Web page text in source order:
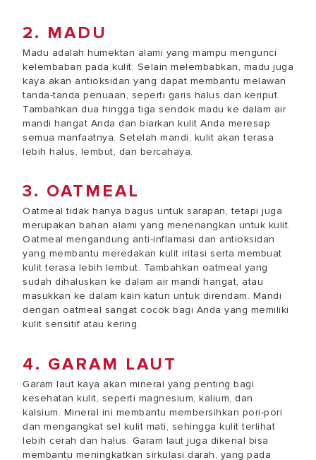
2. MADU
Madu adalah humektan alami yang mampu mengunci
kelembaban pada kulit. Selain melembabkan, madu juga
kaya akan antioksidan yang dapat membantu melawan
tanda-tanda penuaan, seperti garis halus dan keriput.
Tambahkan dua hingga tiga sendok madu ke dalam air
mandi hangat Anda dan biarkan kulit Anda meresap
semua manfaatnya. Setelah mandi, kulit akan terasa
lebih halus, lembut, dan bercahaya.
3. OATMEAL
Oatmeal tidak hanya bagus untuk sarapan, tetapi juga
merupakan bahan alami yang menenangkan untuk kulit.
Oatmeal mengandung anti-inflamasi dan antioksidan
yang membantu meredakan kulit iritasi serta membuat
kulit terasa lebih lembut. Tambahkan oatmeal yang
sudah dihaluskan ke dalam air mandi hangat, atau
masukkan ke dalam kain katun untuk direndam. Mandi
dengan oatmeal sangat cocok bagi Anda yang memiliki
kulit sensitif atau kering.
4. GARAM LAUT
Garam laut kaya akan mineral yang penting bagi
kesehatan kulit, seperti magnesium, kalium, dan
kalsium. Mineral ini membantu membersihkan pori-pori
dan mengangkat sel kulit mati, sehingga kulit terlihat
lebih cerah dan halus. Garam laut juga dikenal bisa
membantu meningkatkan sirkulasi darah, yang pada